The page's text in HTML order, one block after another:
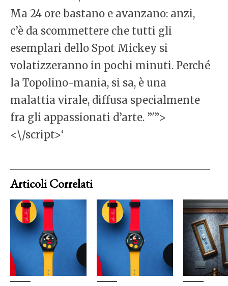
Ma 24 ore bastano e avanzano: anzi,
c’è da scommettere che tutti gli
esemplari dello Spot Mickey si
volatizzeranno in pochi minuti. Perché
la Topolino-mania, si sa, è una
malattia virale, diffusa specialmente
fra gli appassionati d’arte. ”'”>
<\/script>‘
Articoli Correlati